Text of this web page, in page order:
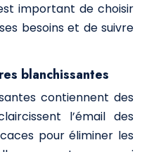
important de choisir
besoins et de suivre
blanchissantes
contiennent des
l’émail des
pour éliminer les